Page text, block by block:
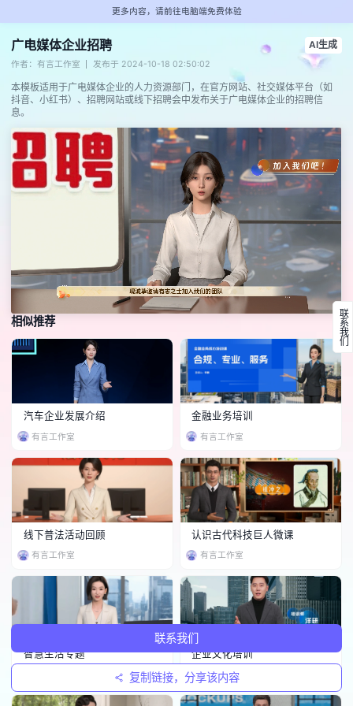
更多内容，请前往电脑端免费体验
广电媒体企业招聘 AI生成
作者：有言工作室 发布于 2024-10-18 02:50:02
本模板适用于广电媒体企业的人力资源部门，在官方网站、社交媒体平台（如
抖音、小红书）、招聘网站或线下招聘会中发布关于广电媒体企业的招聘信
息。
相似推荐
汽车企业发展介绍
有言工作室
金融业务培训
有言工作室
线下普法活动回顾
有言工作室
认识古代科技巨人微课
有言工作室
智慧生活专题 企业文化培训
有言工作室
联系我们
复制链接，分享该内容
联系我们